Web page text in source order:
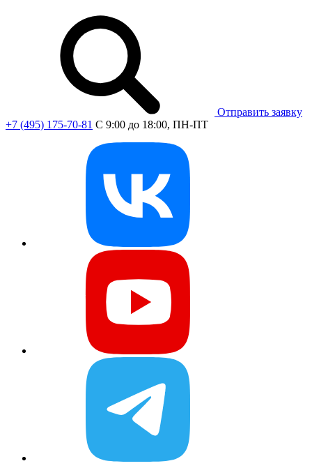
Отправить заявку
+7 (495) 175-70-81 C 9:00 до 18:00, ПН-ПТ